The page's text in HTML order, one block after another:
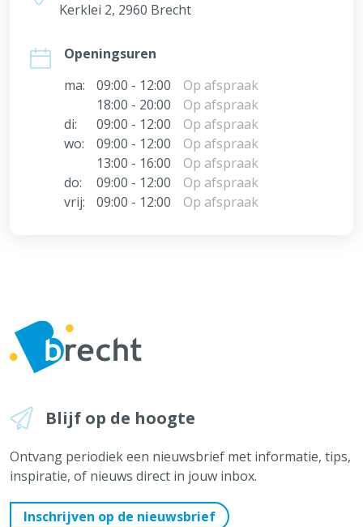
Kerklei 2, 2960 Brecht
Openingsuren
ma:
09:00 - 12:00
Op afspraak
18:00 - 20:00
Op afspraak
di:
09:00 - 12:00
Op afspraak
wo:
09:00 - 12:00
Op afspraak
13:00 - 16:00
Op afspraak
do:
09:00 - 12:00
Op afspraak
vrij:
09:00 - 12:00 Op afspraak
Blijf op de hoogte
Ontvang periodiek een nieuwsbrief met informatie, tips,
inspiratie, of nieuws direct in jouw inbox.
Inschrijven op de nieuwsbrief